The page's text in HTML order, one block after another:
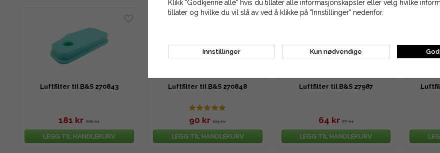
Luftfilter til B&S 270843
181 kr 220 kr
LEGG TIL HANDLEKURV
Luftfilter til B&S 270848
90 kr 103 kr
LEGG TIL HANDLEKURV
Luftfilter til B&S 27987
64 kr 77 kr
LEGG TIL HANDLEKURV
Klikk "Godkjenne alle" hvis du tillater alle informasjonskapsler eller velg hvilke
tillater og hvilke du vil slå av ved å klikke på "Innstillinger" nedenfor.
Innstillinger Kun nødvendige